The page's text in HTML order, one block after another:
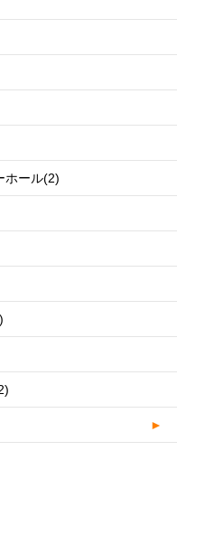
ホール(2)
►